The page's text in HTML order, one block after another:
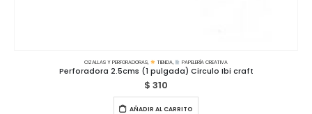
CIZALLAS Y PERFORADORAS, TIENDA, PAPELERÍA CREATIVA
Perforadora 2.5cms (1 pulgada) Circulo Ibi craft
$ 310
AÑADIR AL CARRITO